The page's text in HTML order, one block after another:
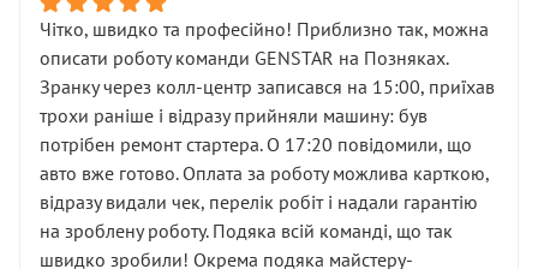
ущільнювачів.
Що прикро — це не перший мій візит. Раніше міняв у
вас стартер, і тоді сервіс наче справив хороше
враження. Але згодом знайшов декілька гайок під
лобовим склом. Мені пояснили, що це “старі гайки, які
відкручували”, і попросили не хвилюватися. ( надіюсь
новий власник, не застяг в полі))
Але після нинішнього візиту такі дрібниці вже не
здаються дрібницями.
Чітко, швидко та професійно! Приблизно так, можна
описати роботу команди GENSTAR на Позняках.
Зранку через колл-центр записався на 15:00, приїхав
трохи раніше і відразу прийняли машину: був
потрібен ремонт стартера. О 17:20 повідомили, що
авто вже готово. Оплата за роботу можлива карткою,
відразу видали чек, перелік робіт і надали гарантію
на зроблену роботу. Подяка всій команді, що так
швидко зробили! Окрема подяка майстеру-